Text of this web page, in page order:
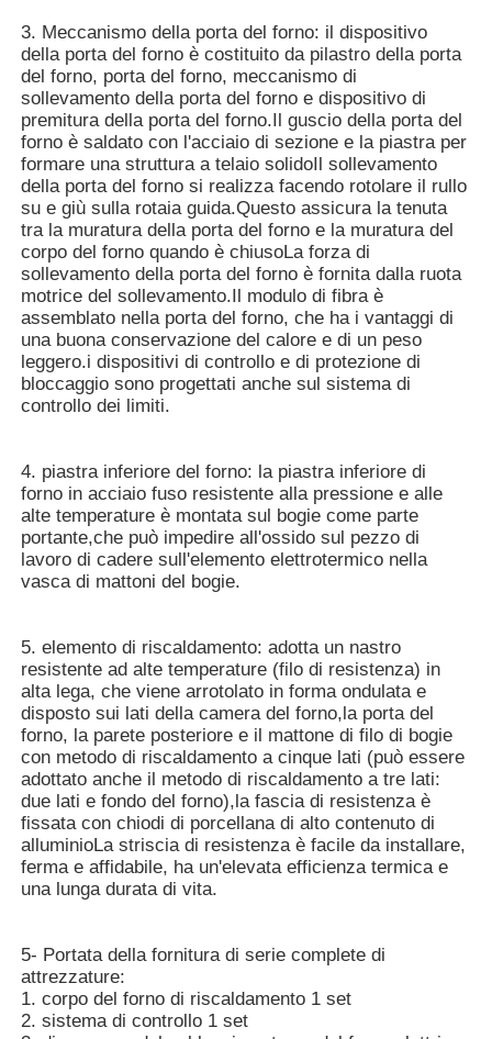
3. Meccanismo della porta del forno: il dispositivo
della porta del forno è costituito da pilastro della porta
del forno, porta del forno, meccanismo di
sollevamento della porta del forno e dispositivo di
premitura della porta del forno.Il guscio della porta del
forno è saldato con l'acciaio di sezione e la piastra per
formare una struttura a telaio solidoIl sollevamento
della porta del forno si realizza facendo rotolare il rullo
su e giù sulla rotaia guida.Questo assicura la tenuta
tra la muratura della porta del forno e la muratura del
corpo del forno quando è chiusoLa forza di
sollevamento della porta del forno è fornita dalla ruota
motrice del sollevamento.Il modulo di fibra è
assemblato nella porta del forno, che ha i vantaggi di
una buona conservazione del calore e di un peso
leggero.i dispositivi di controllo e di protezione di
bloccaggio sono progettati anche sul sistema di
controllo dei limiti.
4. piastra inferiore del forno: la piastra inferiore di
forno in acciaio fuso resistente alla pressione e alle
alte temperature è montata sul bogie come parte
portante,che può impedire all'ossido sul pezzo di
lavoro di cadere sull'elemento elettrotermico nella
vasca di mattoni del bogie.
5. elemento di riscaldamento: adotta un nastro
resistente ad alte temperature (filo di resistenza) in
alta lega, che viene arrotolato in forma ondulata e
disposto sui lati della camera del forno,la porta del
forno, la parete posteriore e il mattone di filo di bogie
con metodo di riscaldamento a cinque lati (può essere
adottato anche il metodo di riscaldamento a tre lati:
due lati e fondo del forno),la fascia di resistenza è
fissata con chiodi di porcellana di alto contenuto di
alluminioLa striscia di resistenza è facile da installare,
ferma e affidabile, ha un'elevata efficienza termica e
una lunga durata di vita.
5- Portata della fornitura di serie complete di
attrezzature:
1. corpo del forno di riscaldamento 1 set
2. sistema di controllo 1 set